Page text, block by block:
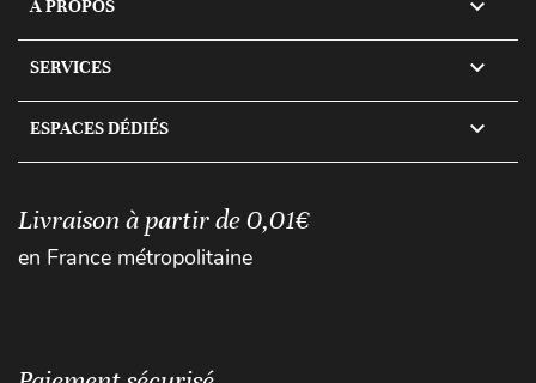
À PROPOS 
SERVICES 
ESPACES DÉDIÉS 
Livraison à partir de 0,01€
en France métropolitaine